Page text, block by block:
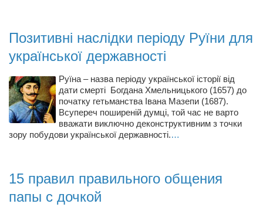
Позитивні наслідки періоду Руїни для
української державності
Руїна – назва періоду української історії від
дати смерті Богдана Хмельницького (1657) до
початку гетьманства Івана Мазепи (1687).
Всупереч поширеній думці, той час не варто
вважати виключно деконструктивним з точки
зору побудови української державності.…
15 правил правильного общения
папы с дочкой